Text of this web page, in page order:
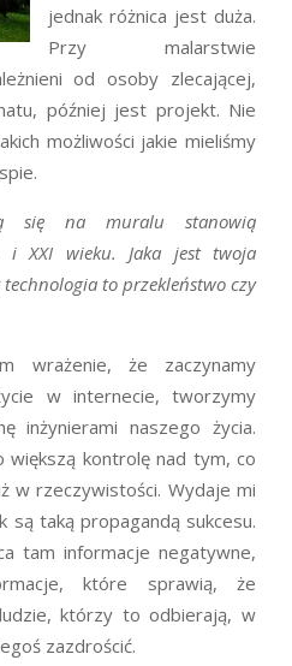
jednak różnica jest duża.
Przy malarstwie
od osoby zlecającej,
później jest projekt. Nie
możliwości jakie mieliśmy
się na muralu stanowią
i XXI wieku. Jaka jest twoja
to przekleństwo czy
wrażenie, że zaczynamy
w internecie, tworzymy
inżynierami naszego życia.
większą kontrolę nad tym, co
w rzeczywistości. Wydaje mi
są taką propagandą sukcesu.
tam informacje negatywne,
które sprawią, że
którzy to odbierają, w
zazdrościć.